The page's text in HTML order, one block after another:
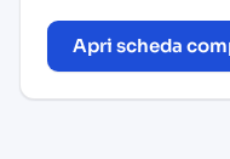
Apri scheda